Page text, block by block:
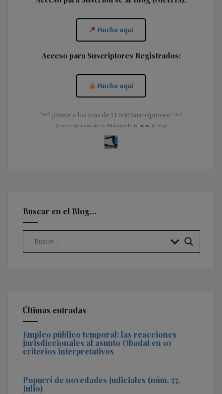
Pincha aquí
Acceso para Suscriptores Registrados:
Pincha aquí
༺ ¡Únete a los más de 11.500 Suscriptores! ༺
[Con el registro aceptas la Política de Privacidad del blog]
Buscar en el Blog…
Últimas entradas
Empleo público temporal: las reacciones
jurisdiccionales al asunto Obadal en 10
criterios interpretativos
Popurrí de novedades judiciales (núm. 57,
Julio)